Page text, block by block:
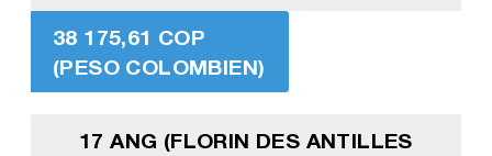
38 175,61 COP
(PESO COLOMBIEN)
17 ANG (FLORIN DES ANTILLES